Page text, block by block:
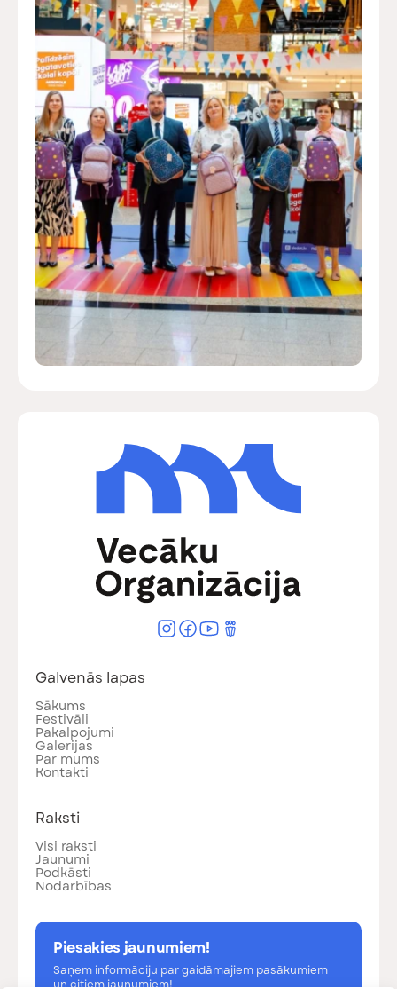
Galvenās lapas
Sākums
Festivāli
Pakalpojumi
Galerijas
Par mums
Kontakti
Raksti
Visi raksti
Jaunumi
Podkāsti
Nodarbības
Piesakies jaunumiem!
Saņem informāciju par gaidāmajiem pasākumiem
un citiem jaunumiem!